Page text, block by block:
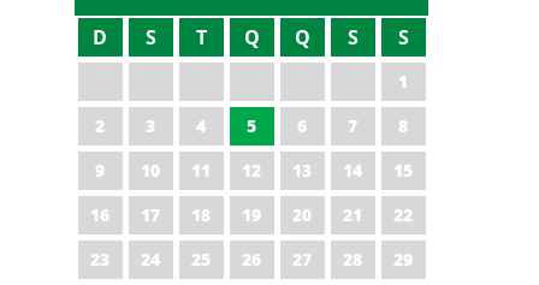
D S T Q Q S S
1
2
3 4 5 6 7
8
9
10 11 12 13 14
15
16
17 18 19 20 21
22
23
24 25 26 27 28
29